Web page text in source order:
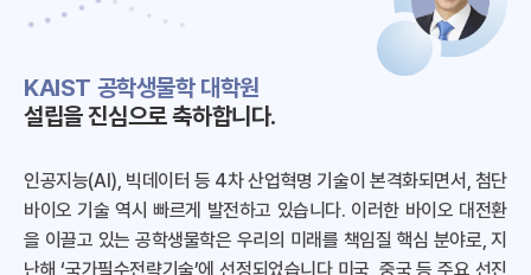
KAIST 공학생물학 대학원
설립을 진심으로 축하합니다.
인공지능(AI), 빅데이터 등 4차 산업혁명 기술이 본격화되면서, 첨단
바이오 기술 역시 빠르게 발전하고 있습니다. 이러한 바이오 대전환
을 이끌고 있는 공학생물학은 우리의 미래를 책임질 핵심 분야로, 지
난해 ‘국가필수전략기술’에 선정되었습니다 미국, 중국 등 주요 선진